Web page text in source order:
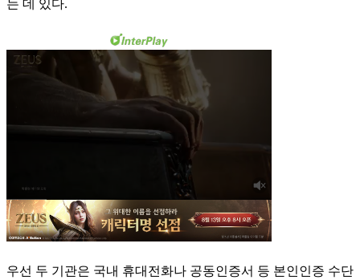
는 데 있다.
우선 두 기관은 국내 휴대전화나 공동인증서 등 본인인증 수단